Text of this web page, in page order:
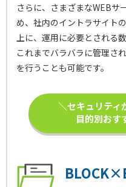
さらに、さまざまなWEBサ
め、社内のイントラサイト
上に、運用に必要とされる
これまでバラバラに管理さ
を行うことも可能です。
＼セキュリティ
目的別おす